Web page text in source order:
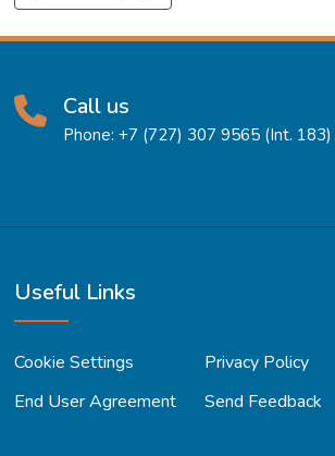
Call us
Phone: +7 (727) 307 9565 (Int. 183)
Useful Links
Cookie Settings
Privacy Policy
End User Agreement
Send Feedback